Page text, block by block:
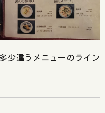
少違うメニューのライン